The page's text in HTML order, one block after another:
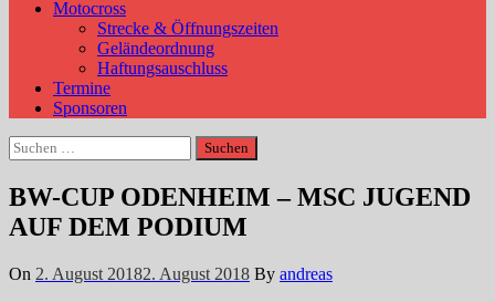
Motocross
Strecke & Öffnungszeiten
Geländeordnung
Haftungsauschluss
Termine
Sponsoren
Suchen
nach:
BW-CUP ODENHEIM – MSC JUGEND
AUF DEM PODIUM
On 2. August 20182. August 2018 By andreas